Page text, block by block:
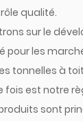
qualité.
sur le
pour les
tonnelles à
fois est notre
sont